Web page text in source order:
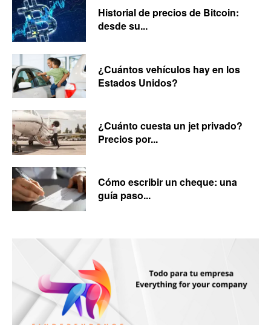
Historial de precios de Bitcoin:
desde su...
¿Cuántos vehículos hay en los
Estados Unidos?
¿Cuánto cuesta un jet privado?
Precios por...
Cómo escribir un cheque: una
guía paso...